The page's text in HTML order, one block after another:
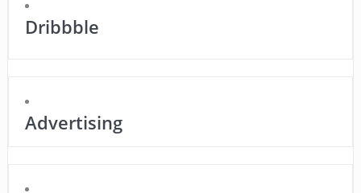
Dribbble
Advertising